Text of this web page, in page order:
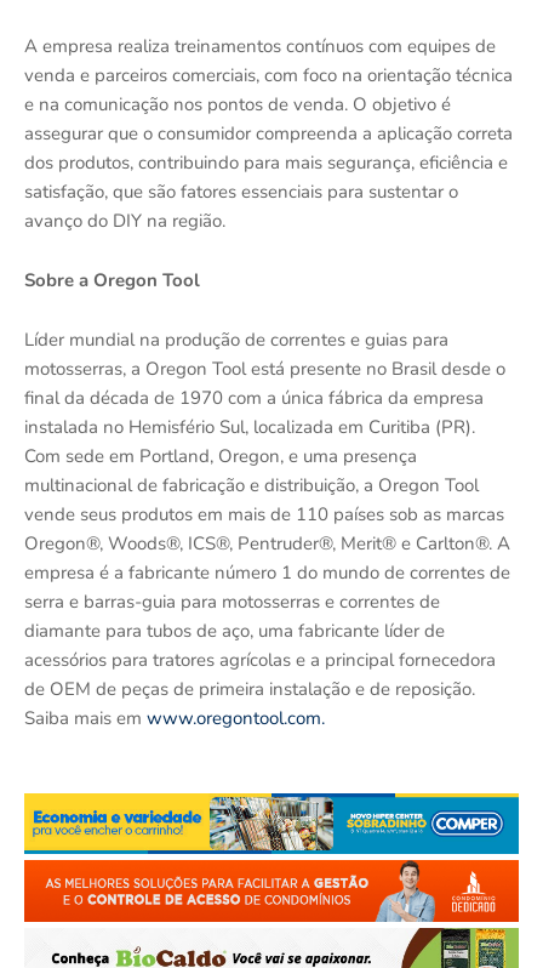
A empresa realiza treinamentos contínuos com equipes de
venda e parceiros comerciais, com foco na orientação técnica
e na comunicação nos pontos de venda. O objetivo é
assegurar que o consumidor compreenda a aplicação correta
dos produtos, contribuindo para mais segurança, eficiência e
satisfação, que são fatores essenciais para sustentar o
avanço do DIY na região.
Sobre a Oregon Tool
Líder mundial na produção de correntes e guias para
motosserras, a Oregon Tool está presente no Brasil desde o
final da década de 1970 com a única fábrica da empresa
instalada no Hemisfério Sul, localizada em Curitiba (PR).
Com sede em Portland, Oregon, e uma presença
multinacional de fabricação e distribuição, a Oregon Tool
vende seus produtos em mais de 110 países sob as marcas
Oregon®, Woods®, ICS®, Pentruder®, Merit® e Carlton®. A
empresa é a fabricante número 1 do mundo de correntes de
serra e barras-guia para motosserras e correntes de
diamante para tubos de aço, uma fabricante líder de
acessórios para tratores agrícolas e a principal fornecedora
de OEM de peças de primeira instalação e de reposição.
Saiba mais em www.oregontool.com.